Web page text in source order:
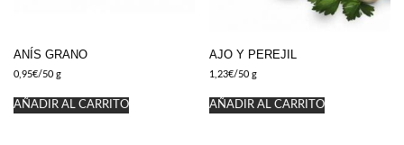
ANÍS GRANO
0,95€/50 g
AÑADIR AL CARRITO
AJO Y PEREJIL
1,23€/50 g
AÑADIR AL CARRITO